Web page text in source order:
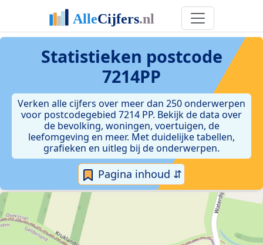
Statistieken postcode
7214PP
Verken alle cijfers over meer dan 250 onderwerpen
voor postcodegebied 7214 PP. Bekijk de data over
de bevolking, woningen, voertuigen, de
leefomgeving en meer. Met duidelijke tabellen,
grafieken en uitleg bij de onderwerpen.
Pagina inhoud ⇵